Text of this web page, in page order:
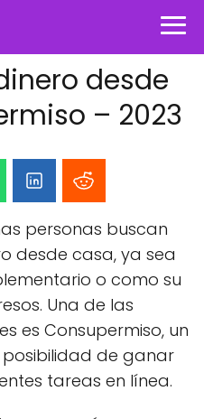
desde
– 2023
personas buscan
desde casa, ya sea
o como su
Una de las
es Consupermiso, un
de ganar
tareas en línea.